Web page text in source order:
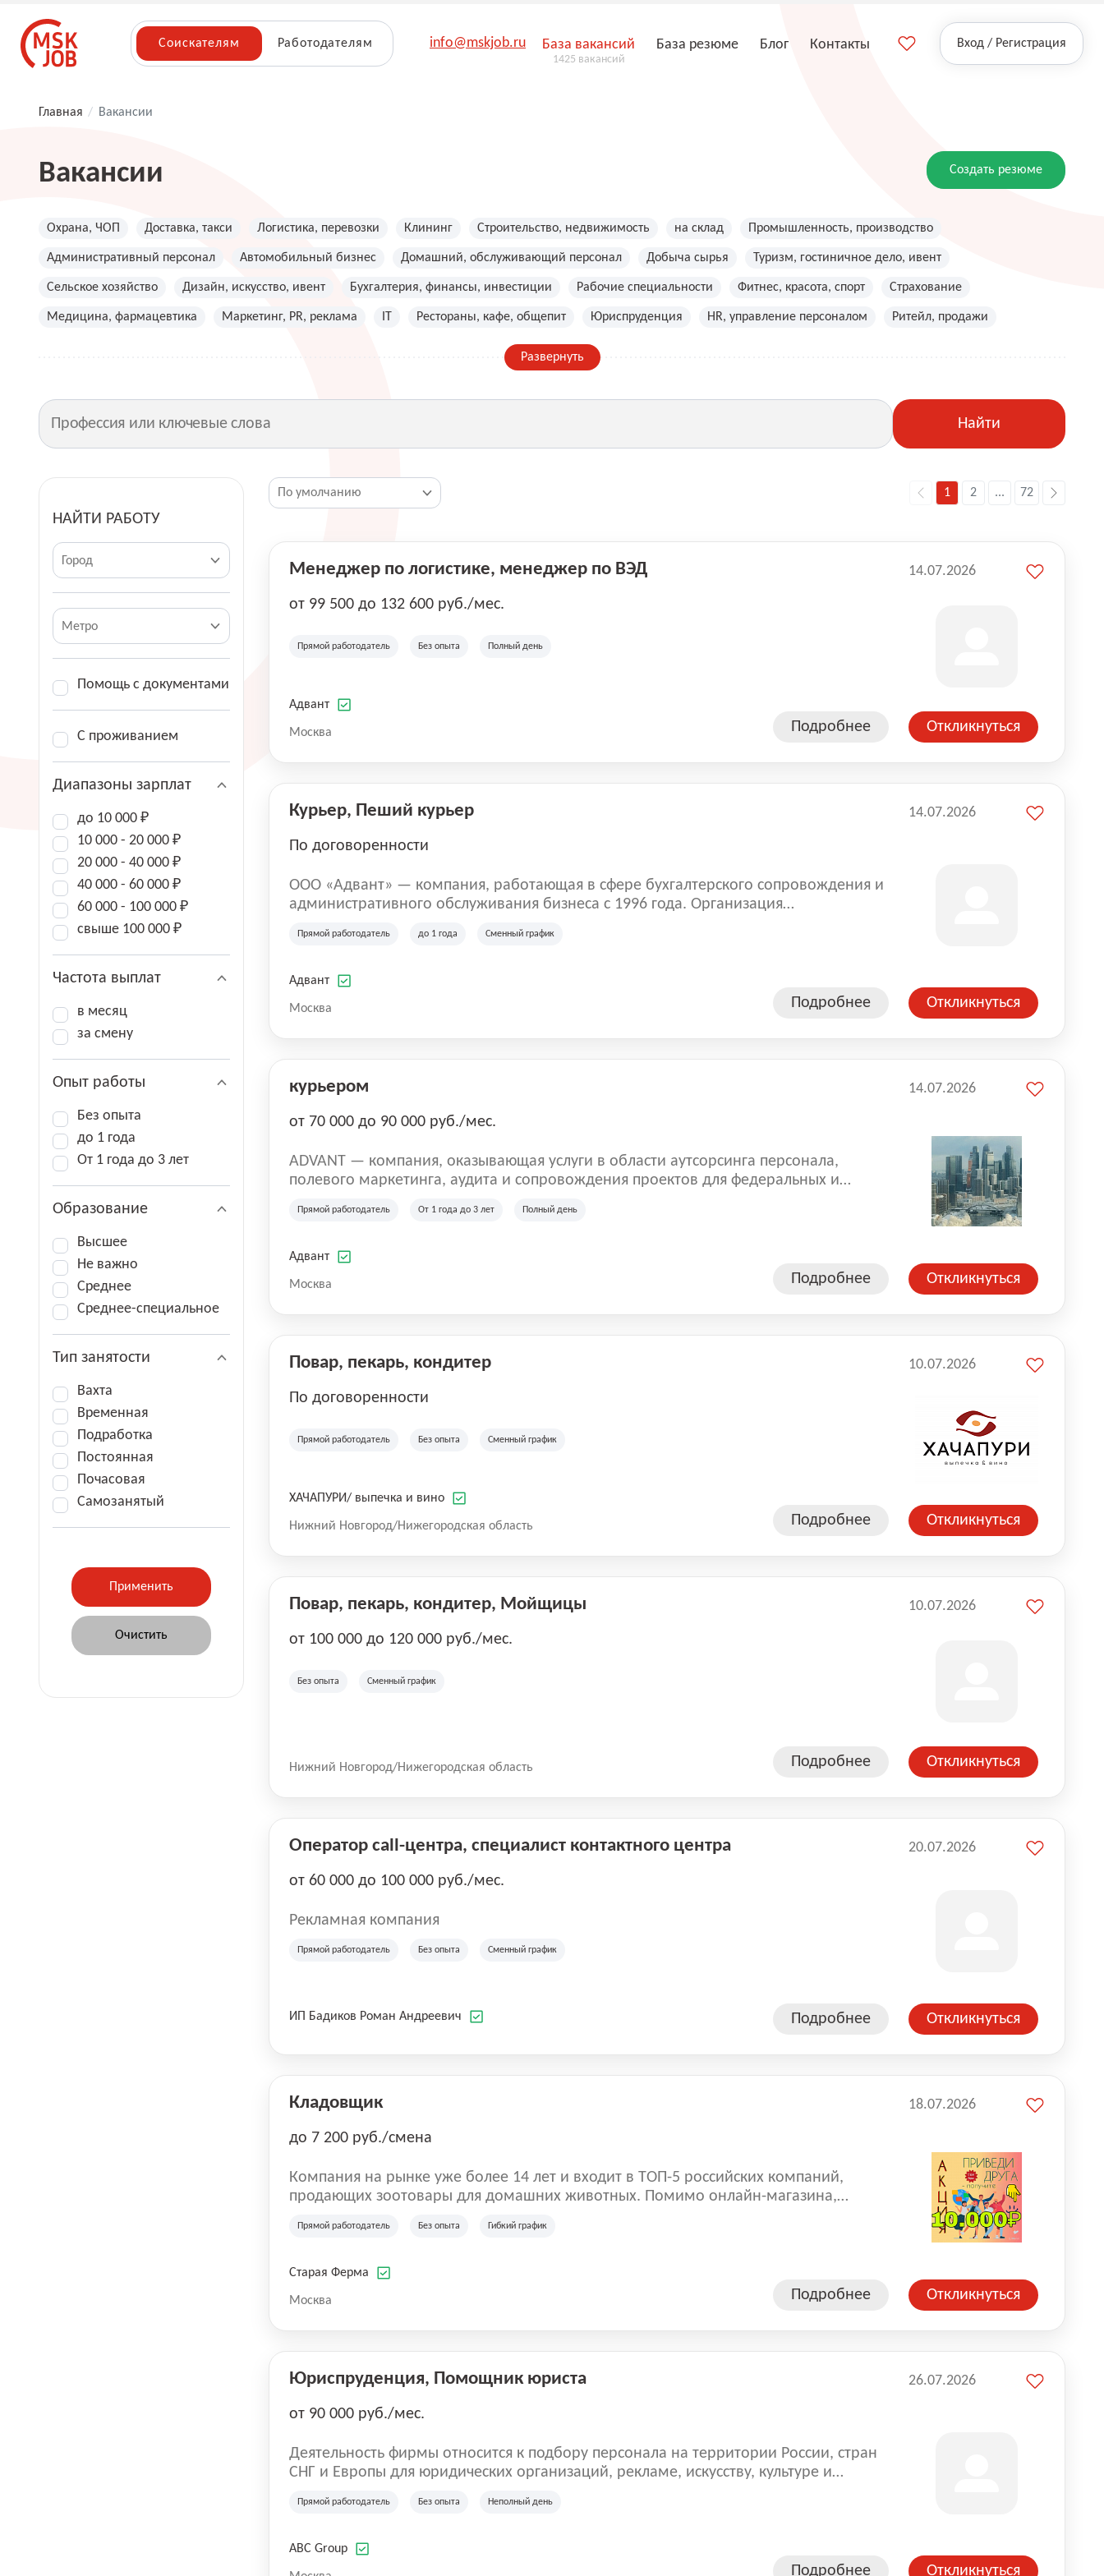
Соискателям Работодателям info@mskjob.ru База вакансий
1425 вакансий
База резюме Блог Контакты Вход / Регистрация
Главная / Вакансии
Вакансии Создать резюме
Охрана, ЧОП Доставка, такси Логистика, перевозки Клининг Строительство, недвижимость на склад Промышленность, производство
Административный персонал Автомобильный бизнес Домашний, обслуживающий персонал Добыча сырья Туризм, гостиничное дело, ивент
Сельское хозяйство Дизайн, искусство, ивент Бухгалтерия, финансы, инвестиции Рабочие специальности Фитнес, красота, спорт Страхование
Медицина, фармацевтика Маркетинг, PR, реклама Рестораны, кафе, общепит Юриспруденция HR, управление персоналом Ритейл, продажи
Развернуть
Найти
НАЙТИ РАБОТУ
Город
Метро
Помощь с документами
С проживанием
Диапазоны зарплат
до 10 000 ₽
10 000 - 20 000 ₽
20 000 - 40 000 ₽
40 000 - 60 000 ₽
60 000 - 100 000 ₽
свыше 100 000 ₽
Частота выплат
в месяц
за смену
Опыт работы
Без опыта
до 1 года
От 1 года до 3 лет
Образование
Высшее
Не важно
Среднее
Среднее-специальное
Тип занятости
Вахта
Временная
Подработка
Постоянная
Почасовая
Самозанятый
1 2 ... 72
Менеджер по логистике, менеджер по ВЭД
от 99 500 до 132 600 руб./мес.
Прямой работодатель Без опыта Полный день
Адвант
Москва Подробнее
14.07.2026
Откликнуться
Курьер, Пеший курьер
По договоренности
ООО «Адвант» — компания, работающая в сфере бухгалтерского сопровождения и
административного обслуживания бизнеса с 1996 года. Организация
юридических лиц и коммерческих организаций.
Прямой работодатель до 1 года Сменный график
Адвант
Москва Подробнее
14.07.2026
Откликнуться
курьером
от 70 000 до 90 000 руб./мес.
ADVANT — компания, оказывающая услуги в области аутсорсинга персонала,
полевого маркетинга, аудита и сопровождения проектов для федеральных и
на территории России, Казахстана и Беларуси, сотрудничая с компаниями из
Прямой работодатель От 1 года до 3 лет Полный день
Адвант
Москва Подробнее
14.07.2026
Откликнуться
Повар, пекарь, кондитер
По договоренности
Прямой работодатель Без опыта Сменный график
ХАЧАПУРИ/ выпечка и вино
Нижний Новгород/Нижегородская область Подробнее
10.07.2026
Откликнуться
Повар, пекарь, кондитер, Мойщицы
от 100 000 до 120 000 руб./мес.
Без опыта Сменный график
Нижний Новгород/Нижегородская область Подробнее
10.07.2026
Откликнуться
Оператор call-центра, специалист контактного центра
от 60 000 до 100 000 руб./мес.
Рекламная компания
Прямой работодатель Без опыта Сменный график
ИП Бадиков Роман Андреевич Подробнее
20.07.2026
Откликнуться
Кладовщик
до 7 200 руб./смена
Компания на рынке уже более 14 лет и входит в ТОП-5 российских компаний,
продающих зоотовары для домашних животных. Помимо онлайн-магазина,
крупнейших маркетплейсах России (Wildberries, Ozon, Яндекс. Маркет и
товаров по всей территории России и за ее пределами. У компании более 18 000
SKU, премиальные бренды кормов и собственные СТМ.
Прямой работодатель Без опыта Гибкий график
Старая Ферма
Москва Подробнее
18.07.2026
Откликнуться
Юриспруденция, Помощник юриста
от 90 000 руб./мес.
Деятельность фирмы относится к подбору персонала на территории России, стран
СНГ и Европы для юридических организаций, рекламе, искусству, культуре и
Прямой работодатель Без опыта Неполный день
ABC Group
Подробнее
26.07.2026
Откликнуться